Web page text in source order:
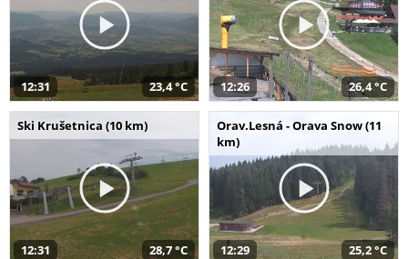
12:31 23,4 °C 12:26 26,4 °C
Ski Krušetnica (10 km)
12:31 28,7 °C
Orav.Lesná - Orava Snow (11
km)
12:29 25,2 °C